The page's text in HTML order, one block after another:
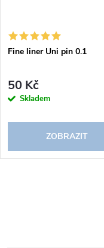
Fine liner Uni pin 0.1
50 Kč
Skladem
ZOBRAZIT